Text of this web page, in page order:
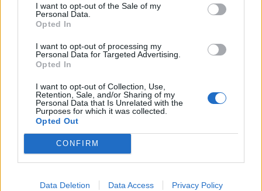
I want to opt-out of the Sale of my
Personal Data.
Opted In
I want to opt-out of processing my
Personal Data for Targeted Advertising.
Opted In
I want to opt-out of Collection, Use,
Retention, Sale, and/or Sharing of my
Personal Data that Is Unrelated with the
Purposes for which it was collected.
Opted Out
CONFIRM
Data Deletion Data Access Privacy Policy
Facebook
Twitter
Tags:ΑΝΑΛΓΗΤΙΚΑ,ΚΑΡΔΙΑ, ΚΑΡΔΙΑΚΗ
ΑΝΕΠΑΡΚΕΙΑ,ΦΑΡΜΑΚΑ
ΚΑΤΗΓΟΡΙΕΣ
ΕΙΔΗΣΕΙΣ